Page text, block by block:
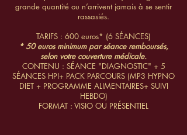
grande quantité ou n’arrivent jamais à se sentir
rassasiés.​
TARIFS : 600 euros* (6 SÉANCES)
* 50 euros minimum par séance remboursés,
selon votre couverture médicale.
CONTENU : SÉANCE "DIAGNOSTIC" + 5
SÉANCES HPI+ PACK PARCOURS (MP3 HYPNO
DIET + PROGRAMME ALIMENTAIRES+ SUIVI
HEBDO)
FORMAT : VISIO OU PRÉSENTIEL